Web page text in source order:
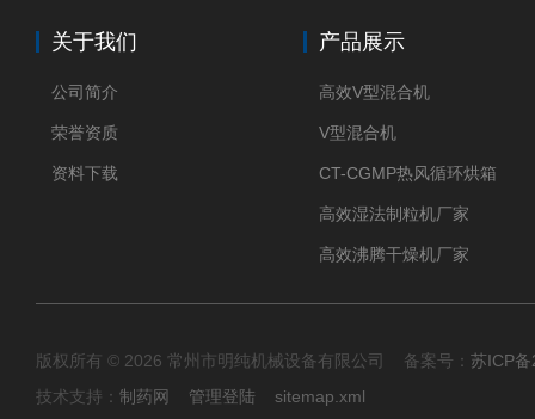
关于我们
公司简介
荣誉资质
资料下载
产品展示
高效V型混合机
V型混合机
CT-CGMP热风循环烘箱
高效湿法制粒机厂家
高效沸腾干燥机厂家
版权所有 © 2026 常州市明纯机械设备有限公司 备案号： 苏ICP
技术支持： 制药网 管理登陆 sitemap.xml